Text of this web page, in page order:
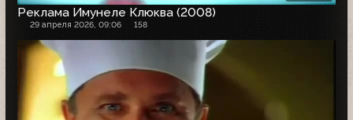
Реклама Имунеле Клюква (2008)
29 апреля 2026, 09:06 158